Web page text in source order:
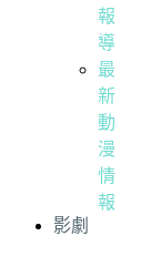
報
導
最
新
動
漫
情
報
影劇